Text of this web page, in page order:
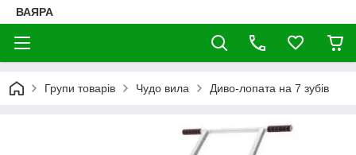
ВАЯРА
Групи товарів Чудо вила Диво-лопата на 7 зубів